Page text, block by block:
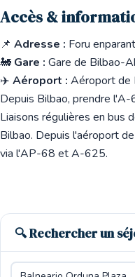
Accès &
📌 Adresse : Foru
🚂 Gare : Gare de Bilbao-
✈️ Aéroport : Aéroport de
Depuis Bilbao, prendre
Liaisons régulières en bus
Bilbao. Depuis l'aéroport
via l'AP-68 et A-625.
🔍 Rechercher un